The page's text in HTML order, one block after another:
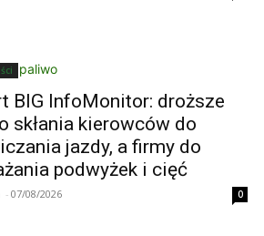
BIG InfoMonitor: droższe
skłania kierowców do
jazdy, a firmy do
podwyżek i cięć
- 07/08/2026 0